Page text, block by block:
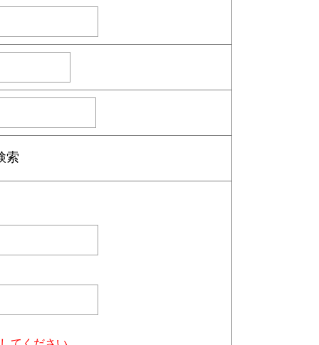
索